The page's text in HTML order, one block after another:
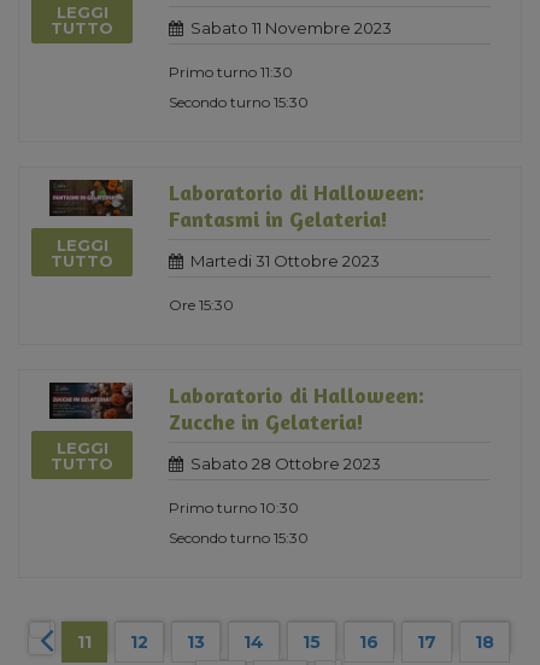
LEGGI
TUTTO
Sabato 11 Novembre 2023
Primo turno 11:30
Secondo turno 15:30
LEGGI
TUTTO
Laboratorio di Halloween:
Fantasmi in Gelateria!
Martedi 31 Ottobre 2023
Ore 15:30
LEGGI
TUTTO
Laboratorio di Halloween:
Zucche in Gelateria!
Sabato 28 Ottobre 2023
Primo turno 10:30
Secondo turno 15:30
11 12 13 14 15 16 17
18